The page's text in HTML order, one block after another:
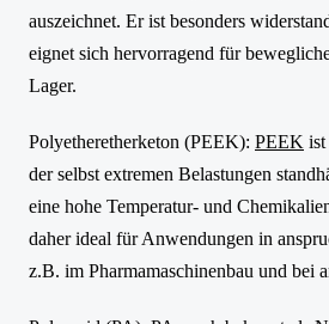
auszeichnet. Er ist besonders
eignet sich hervorragend für
Lager.
Polyetheretherketon (PEEK): PEEK
der selbst extremen Belastungen
eine hohe Temperatur- und
daher ideal für Anwendungen in
z.B. im Pharmamaschinenbau und bei